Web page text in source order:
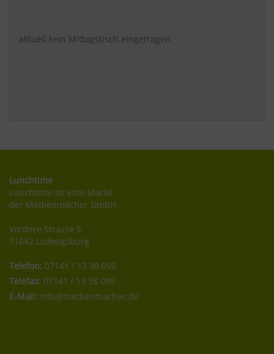
aktuell kein Mittagstisch eingetragen
Lunchtime
Lunchtime ist eine Marke
der Medienmacher GmbH
Vordere Strasse 5
71642 Ludwigsburg
Telefon: 07141 / 13 38 090
Telefax: 07141 / 13 38 099
E-Mail: info@medienmacher.de